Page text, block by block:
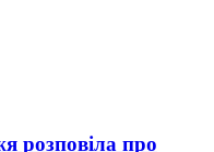
розповіла про